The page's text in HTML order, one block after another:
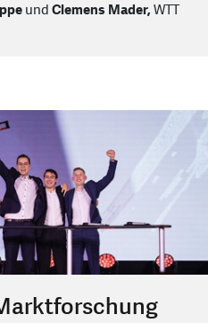
undClemens Mader,WTT